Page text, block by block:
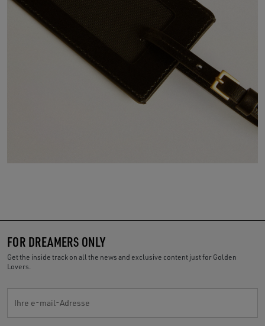
FOR DREAMERS ONLY
Get the inside track on all the news and exclusive content just for Golden
Lovers.
Ihre e-mail-Adresse